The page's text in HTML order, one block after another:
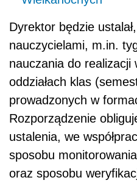
Dyrektor będzie
nauczycielami, m.in.
nauczania do realizacji
oddziałach klas
prowadzonych w
Rozporządzenie
ustalenia, we
sposobu
oraz sposobu